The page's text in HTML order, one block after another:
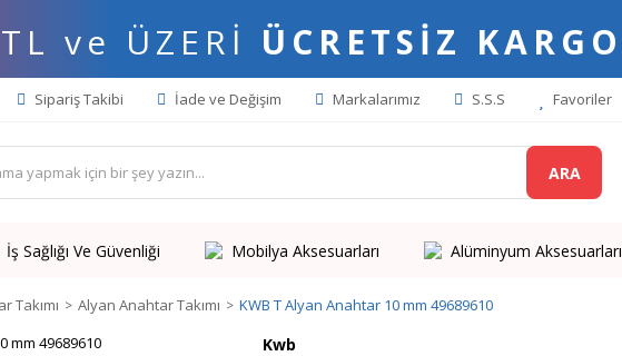
ve ÜZERİ ÜCRETSİZ KARGO
Sipariş Takibi İade ve Değişim Markalarımız S.S.S Favoriler
ARA
İş Sağlığı Ve Güvenliği Mobilya Aksesuarları Alüminyum Aksesuarları
Takımı Alyan Anahtar Takımı KWB T Alyan Anahtar 10 mm 49689610
Kwb